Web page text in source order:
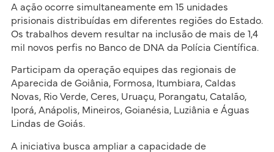
A ação ocorre simultaneamente em 15 unidades
prisionais distribuídas em diferentes regiões do Estado.
Os trabalhos devem resultar na inclusão de mais de 1,4
mil novos perfis no Banco de DNA da Polícia Científica.
Participam da operação equipes das regionais de
Aparecida de Goiânia, Formosa, Itumbiara, Caldas
Novas, Rio Verde, Ceres, Uruaçu, Porangatu, Catalão,
Iporá, Anápolis, Mineiros, Goianésia, Luziânia e Águas
Lindas de Goiás.
A iniciativa busca ampliar a capacidade de